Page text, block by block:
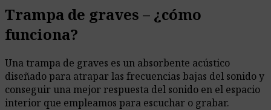
punto. Todo dependerá del contexto de la habitación y
de si tenemos grandes problemas con las frecuencias
bajas.
Trampa de graves – ¿cómo
funciona?
Una trampa de graves es un absorbente acústico
diseñado para atrapar las frecuencias bajas del sonido y
conseguir una mejor respuesta del sonido en el espacio
interior que empleamos para escuchar o grabar.